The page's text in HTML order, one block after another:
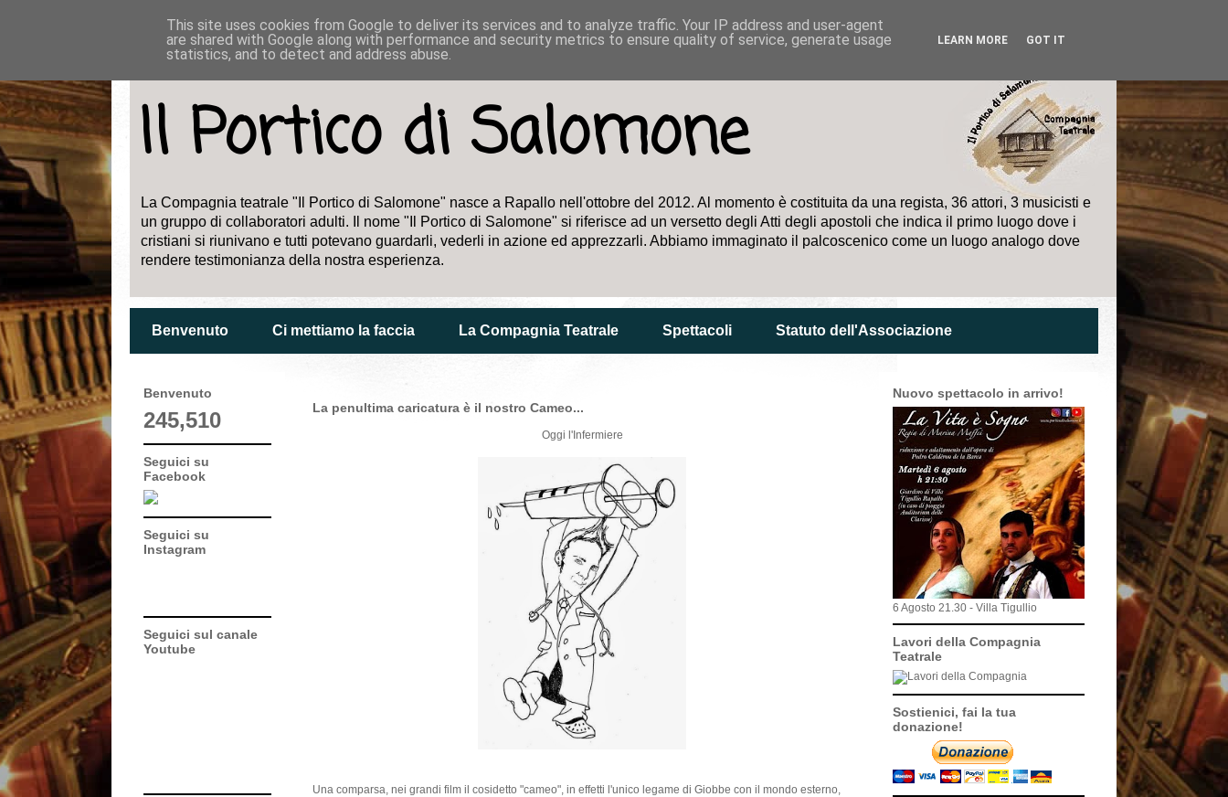
Il Portico di Salomone
La Compagnia teatrale "Il Portico di Salomone" nasce a Rapallo nell'ottobre del 2012. Al momento è costituita da una regista, 36 attori, 3 musicisti e
un gruppo di collaboratori adulti. Il nome "Il Portico di Salomone" si riferisce ad un versetto degli Atti degli apostoli che indica il primo luogo dove i
cristiani si riunivano e tutti potevano guardarli, vederli in azione ed apprezzarli. Abbiamo immaginato il palcoscenico come un luogo analogo dove
rendere testimonianza della nostra esperienza.
Benvenuto Ci mettiamo la faccia La Compagnia Teatrale Spettacoli Statuto dell'Associazione
La penultima caricatura è il nostro Cameo...
Oggi l'Infermiere
Una comparsa, nei grandi film il cosidetto "cameo", in effetti l'unico legame di Giobbe con il mondo esterno,
Benvenuto
245,510
Seguici su
Facebook
Seguici su
Instagram
Seguici sul canale
Youtube
Nuovo spettacolo in arrivo!
6 Agosto 21.30 - Villa Tigullio
Lavori della Compagnia
Teatrale
Sostienici, fai la tua
donazione!
This site uses cookies from Google to deliver its services and to analyze traffic. Your IP address and user-agent
are shared with Google along with performance and security metrics to ensure quality of service, generate usage
statistics, and to detect and address abuse.
LEARN MORE GOT IT